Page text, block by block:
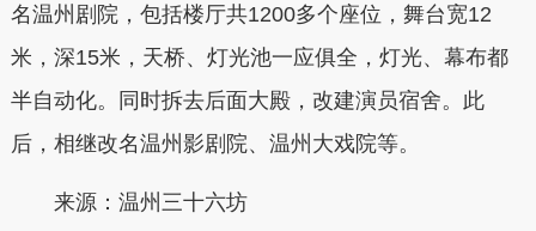
名温州剧院，包括楼厅共1200多个座位，舞台宽12
米，深15米，天桥、灯光池一应俱全，灯光、幕布都
半自动化。同时拆去后面大殿，改建演员宿舍。此
后，相继改名温州影剧院、温州大戏院等。
来源：温州三十六坊